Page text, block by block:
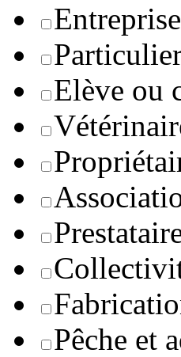
Elève ou
Pêche et